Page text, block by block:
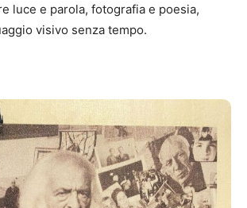
luce e parola, fotografia e poesia,
visivo senza tempo.